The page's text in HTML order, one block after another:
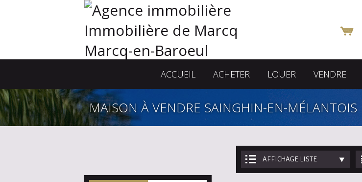
ACCUEIL ACHETER LOUER VENDRE
MAISON À VENDRE SAINGHIN-EN-MÉLANTOIS
AFFICHAGE LISTE